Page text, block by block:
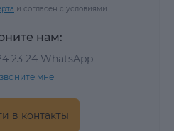
и согласен с условиями
нам:
23 24 WhatsApp
мне
в контакты